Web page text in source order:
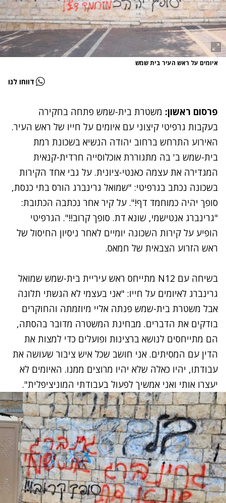
איומים על ראש העיר בית שמש
דווחו לנו
פרסום ראשון: משטרת בית-שמש פתחה בחקירה
בעקבות גרפיטי קיצוני עם איומים על חייו של ראש העיר.
האירוע התרחש ברחוב יהודה הנשיא בשכונת רמת
בית-שמש ב' בה מתגוררת אוכלוסייה חרדית-קנאית
המגדירה את עצמה כאנטי-ציונית. על גבי אחד הקירות
בשכונה נכתב בגרפיטי: "שמואל גרינברג הורס בתי כנסת,
סופך יהיה כמוחמד דף!". על קיר אחר נכתבה הכתובת:
"גרינברג אנטישמי, שונא דת. סופך קרוב!!". הגרפיטי
הופיע על קירות השכונה יומיים לאחר ניסיון החיסול של
ראש הזרוע הצבאית של חמאס.
בשיחה עם N12 מתייחס ראש עיריית בית-שמש שמואל
גרינברג לאיומים על חייו: "אני בעצמי לא הגשתי תלונה
אבל משטרת בית-שמש פנתה אליי מיוזמתה והחוקרים
בודקים את הדברים. מבחינת המשטרה מדובר בהסתה,
הם מתייחסים לנושא ברצינות ופועלים כדי למצות את
הדין עם המסיתים. אני חושב שכל איש ציבור שעושה את
עבודתו, יהיו כאלה שלא יהיו מרוצים ממנו. האיומים לא
יעצרו אותי ואני אמשיך לפעול בעבודתי המוניציפלית".